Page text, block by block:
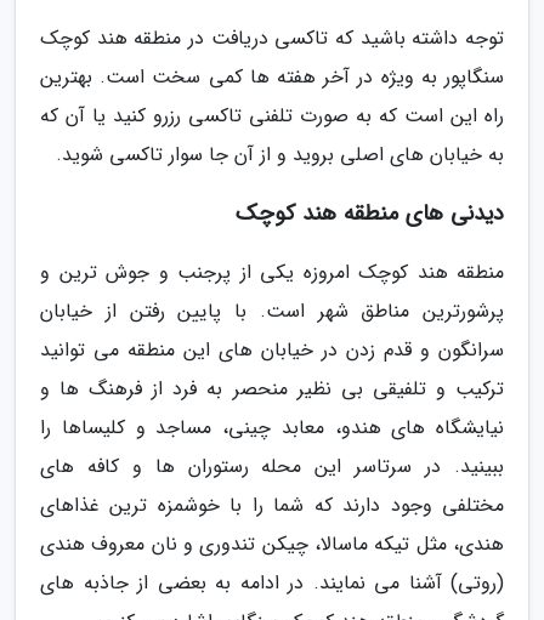
توجه داشته باشید که تاکسی دریافت در منطقه هند کوچک
سنگاپور به ویژه در آخر هفته ها کمی سخت است. بهترین
راه این است که به صورت تلفنی تاکسی رزرو کنید یا آن که
به خیابان های اصلی بروید و از آن جا سوار تاکسی شوید.
دیدنی های منطقه هند کوچک
منطقه هند کوچک امروزه یکی از پرجنب و جوش ترین و
پرشورترین مناطق شهر است. با پایین رفتن از خیابان
سرانگون و قدم زدن در خیابان های این منطقه می توانید
ترکیب و تلفیقی بی نظیر منحصر به فرد از فرهنگ ها و
نیایشگاه های هندو، معابد چینی، مساجد و کلیساها را
ببینید. در سرتاسر این محله رستوران ها و کافه های
مختلفی وجود دارند که شما را با خوشمزه ترین غذاهای
هندی، مثل تیکه ماسالا، چیکن تندوری و نان معروف هندی
(روتی) آشنا می نمایند. در ادامه به بعضی از جاذبه های